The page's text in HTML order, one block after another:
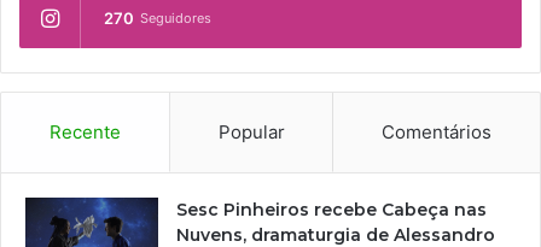
270 Seguidores
Recente Popular Comentários
Sesc Pinheiros recebe Cabeça nas
Nuvens, dramaturgia de Alessandro